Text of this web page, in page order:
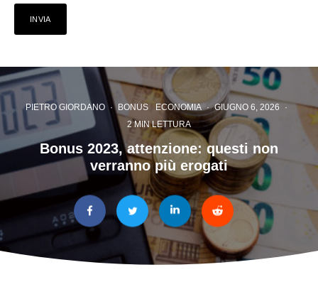
PIETRO GIORDANO · BONUS ECONOMIA · GIUGNO 6, 2026
·
2 MIN LETTURA
Bonus 2023, attenzione: questi non
verranno più erogati